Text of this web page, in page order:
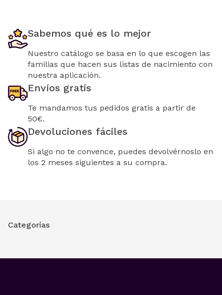
Sabemos qué es lo mejor
Nuestro catálogo se basa en lo que escogen las
familias que hacen sus listas de nacimiento con
nuestra aplicación.
Envíos gratis
Te mandamos tus pedidos gratis a partir de
50€.
Devoluciones fáciles
Si algo no te convence, puedes devolvérnoslo en
los 2 meses siguientes a su compra.
Categorías